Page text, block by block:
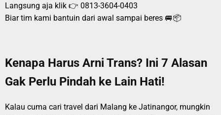
Langsung aja klik 👉 0813-3604-0403
Biar tim kami bantuin dari awal sampai beres 🚐📦
Kenapa Harus Arni Trans? Ini 7 Alasan
Gak Perlu Pindah ke Lain Hati!
Kalau cuma cari travel dari Malang ke Jatinangor, mungkin